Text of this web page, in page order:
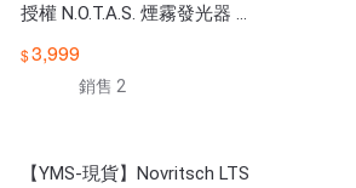
授權 N.O.T.A.S. 煙霧發光器 槍
3,999
銷售 2
【YMS-現貨】Novritsch LTS